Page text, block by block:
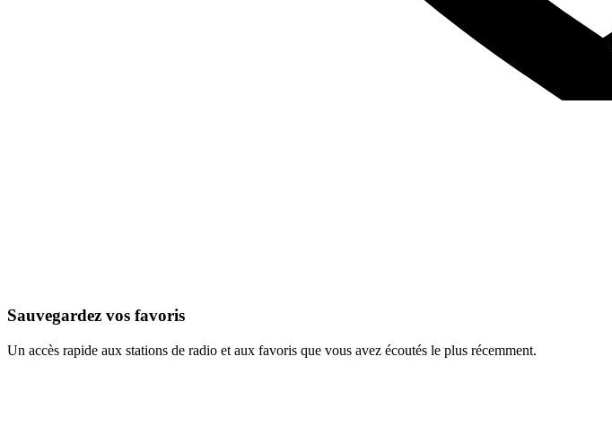
Sauvegardez vos favoris
Un accès rapide aux stations de radio et aux favoris que vous avez écoutés le plus récemment.